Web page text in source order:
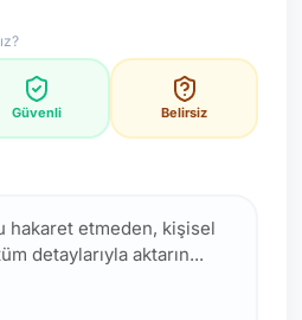
kullanıcı yorumlarına göre
Güvenli Belirsiz